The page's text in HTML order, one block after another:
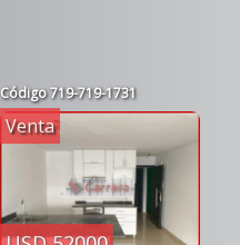
Código719-719-1731
Venta